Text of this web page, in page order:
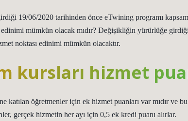
19/06/2020 tarihinden önce eTwining programı
mümkün olacak mıdır? Değişikliğin yürürlüğe
noktası edinimi mümkün olacaktır.
kursları hizmet
katılan öğretmenler için ek hizmet puanları var mıdır ve
gerçek hizmetin her ayı için 0,5 ek kredi puanı alırlar.